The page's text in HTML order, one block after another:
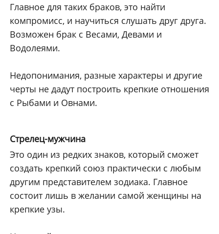
Главное для таких браков, это найти
компромисс, и научиться слушать друг друга.
Возможен брак с Весами, Девами и
Водолеями.
Недопонимания, разные характеры и другие
черты не дадут построить крепкие отношения
с Рыбами и Овнами.
Стрелец-мужчина
Это один из редких знаков, который сможет
создать крепкий союз практически с любым
другим представителем зодиака. Главное
состоит лишь в желании самой женщины на
крепкие узы.